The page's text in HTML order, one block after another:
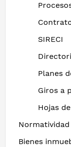
SIRECI
Planes
Giros a
Hojas
Normatividad
Bienes